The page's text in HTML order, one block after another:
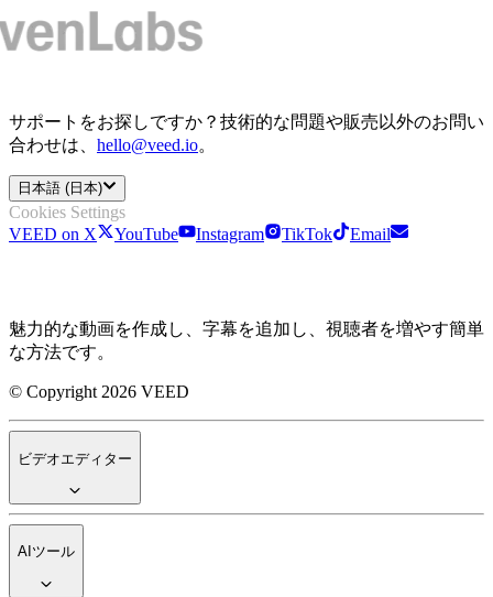
サポートをお探しですか？技術的な問題や販売以外のお問い
合わせは、 hello@veed.io。
日本語 (日本)
Cookies Settings
VEED on X
YouTube Instagram TikTok Email
魅力的な動画を作成し、字幕を追加し、視聴者を増やす簡単
な方法です。
© Copyright 2026 VEED
ビデオエディター
AIツール